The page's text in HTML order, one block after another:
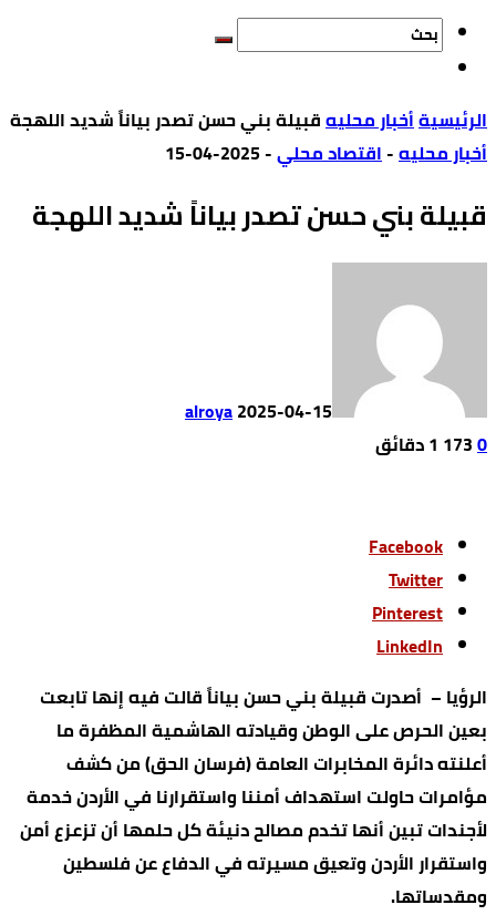
‫الرئيسية‬أخبار محليهقبيلة بني حسن تصدر بياناً شديد اللهجة
أخبار محليه-اقتصاد محلي-
2025-04-15
قبيلة بني حسن تصدر بياناً شديد اللهجة
alroya2025-04-15
0
173 1 ‫دقائق‬
Facebook
Twitter
Pinterest
LinkedIn
الرؤيا – أصدرت قبيلة بني حسن بياناً قالت فيه إنها تابعت
بعين الحرص على الوطن وقيادته الهاشمية المظفرة ما
أعلنته دائرة المخابرات العامة (فرسان الحق) من كشف
مؤامرات حاولت استهداف أمننا واستقرارنا في الأردن خدمة
لأجندات تبين أنها تخدم مصالح دنيئة كل حلمها أن تزعزع أمن
واستقرار الأردن وتعيق مسيرته في الدفاع عن فلسطين
ومقدساتها.